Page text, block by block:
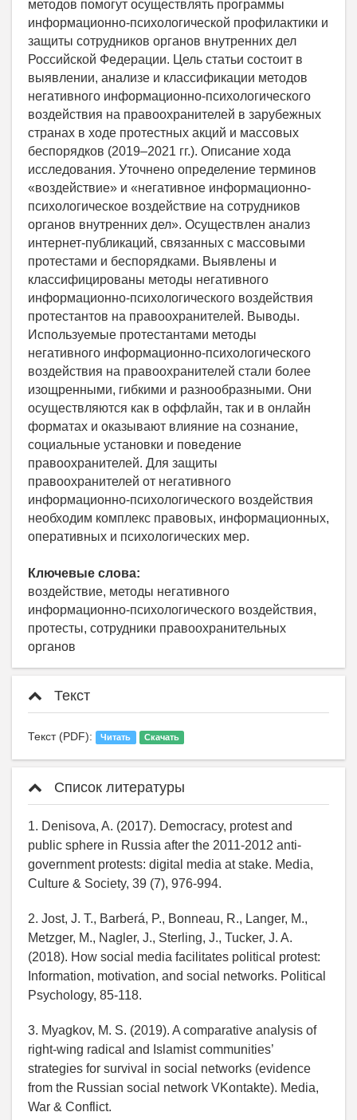
методов помогут осуществлять программы
информационно-психологической профилактики и
защиты сотрудников органов внутренних дел
Российской Федерации. Цель статьи состоит в
выявлении, анализе и классификации методов
негативного информационно-психологического
воздействия на правоохранителей в зарубежных
странах в ходе протестных акций и массовых
беспорядков (2019–2021 гг.). Описание хода
исследования. Уточнено определение терминов
«воздействие» и «негативное информационно-
психологическое воздействие на сотрудников
органов внутренних дел». Осуществлен анализ
интернет-публикаций, связанных с массовыми
протестами и беспорядками. Выявлены и
классифицированы методы негативного
информационно-психологического воздействия
протестантов на правоохранителей. Выводы.
Используемые протестантами методы
негативного информационно-психологического
воздействия на правоохранителей стали более
изощренными, гибкими и разнообразными. Они
осуществляются как в оффлайн, так и в онлайн
форматах и оказывают влияние на сознание,
социальные установки и поведение
правоохранителей. Для защиты
правоохранителей от негативного
информационно-психологического воздействия
необходим комплекс правовых, информационных,
оперативных и психологических мер.
Ключевые слова:
воздействие, методы негативного
информационно-психологического воздействия,
протесты, сотрудники правоохранительных
органов
Текст
Текст (PDF): Читать Скачать
Список литературы
1. Denisova, A. (2017). Democracy, protest and
public sphere in Russia after the 2011-2012 anti-
government protests: digital media at stake. Media,
Culture & Society, 39 (7), 976-994.
2. Jost, J. T., Barberá, P., Bonneau, R., Langer, M.,
Metzger, M., Nagler, J., Sterling, J., Tucker, J. A.
(2018). How social media facilitates political protest:
Information, motivation, and social networks. Political
Psychology, 85-118.
3. Myagkov, M. S. (2019). A comparative analysis of
right-wing radical and Islamist communities’
strategies for survival in social networks (evidence
from the Russian social network VKontakte). Media,
War & Conflict.